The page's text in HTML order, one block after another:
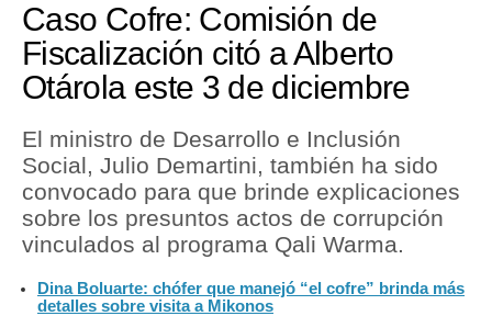
Economía
Mercados
Política
Tu Dinero
Finanzas Personales
Inmobiliarias
Caso Cofre: Comisión de
Fiscalización citó a Alberto
Otárola este 3 de diciembre
El ministro de Desarrollo e Inclusión
Social, Julio Demartini, también ha sido
convocado para que brinde explicaciones
sobre los presuntos actos de corrupción
vinculados al programa Qali Warma.
Dina Boluarte: chófer que manejó “el cofre” brinda más
detalles sobre visita a Mikonos